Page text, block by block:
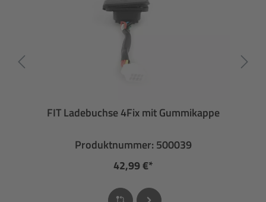
FIT Ladebuchse 4Fix mit Gummikappe
Produktnummer: 500039
42,99 €*